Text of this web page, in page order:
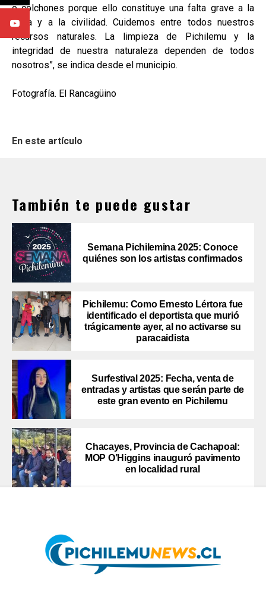
o colchones porque ello constituye una falta grave a la
ética y a la civilidad. Cuidemos entre todos nuestros
recursos naturales. La limpieza de Pichilemu y la
integridad de nuestra naturaleza dependen de todos
nosotros”, se indica desde el municipio.
Fotografía. El Rancagüino
En este artículo
También te puede gustar
Semana Pichilemina 2025: Conoce
quiénes son los artistas confirmados
Pichilemu: Como Ernesto Lértora fue
identificado el deportista que murió
trágicamente ayer, al no activarse su
paracaidista
Surfestival 2025: Fecha, venta de
entradas y artistas que serán parte de
este gran evento en Pichilemu
Chacayes, Provincia de Cachapoal:
MOP O’Higgins inauguró pavimento
en localidad rural